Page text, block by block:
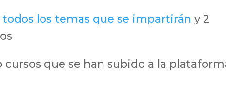
todos los temas que se impartirán y 2
cursos que se han subido a la